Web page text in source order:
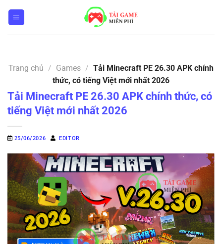
qua
Trang chủ / Games / Tải Minecraft PE 26.30 APK chính
thức, có tiếng Việt mới nhất 2026
Tải Minecraft PE 26.30 APK chính thức, có
tiếng Việt mới nhất 2026
25/06/2026 EDITOR